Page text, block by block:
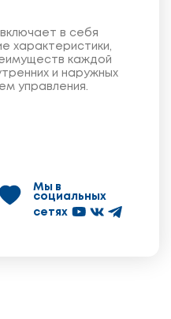
в себя
характеристики,
каждой
и наружных
управления.
Мы в
социальных
сетях